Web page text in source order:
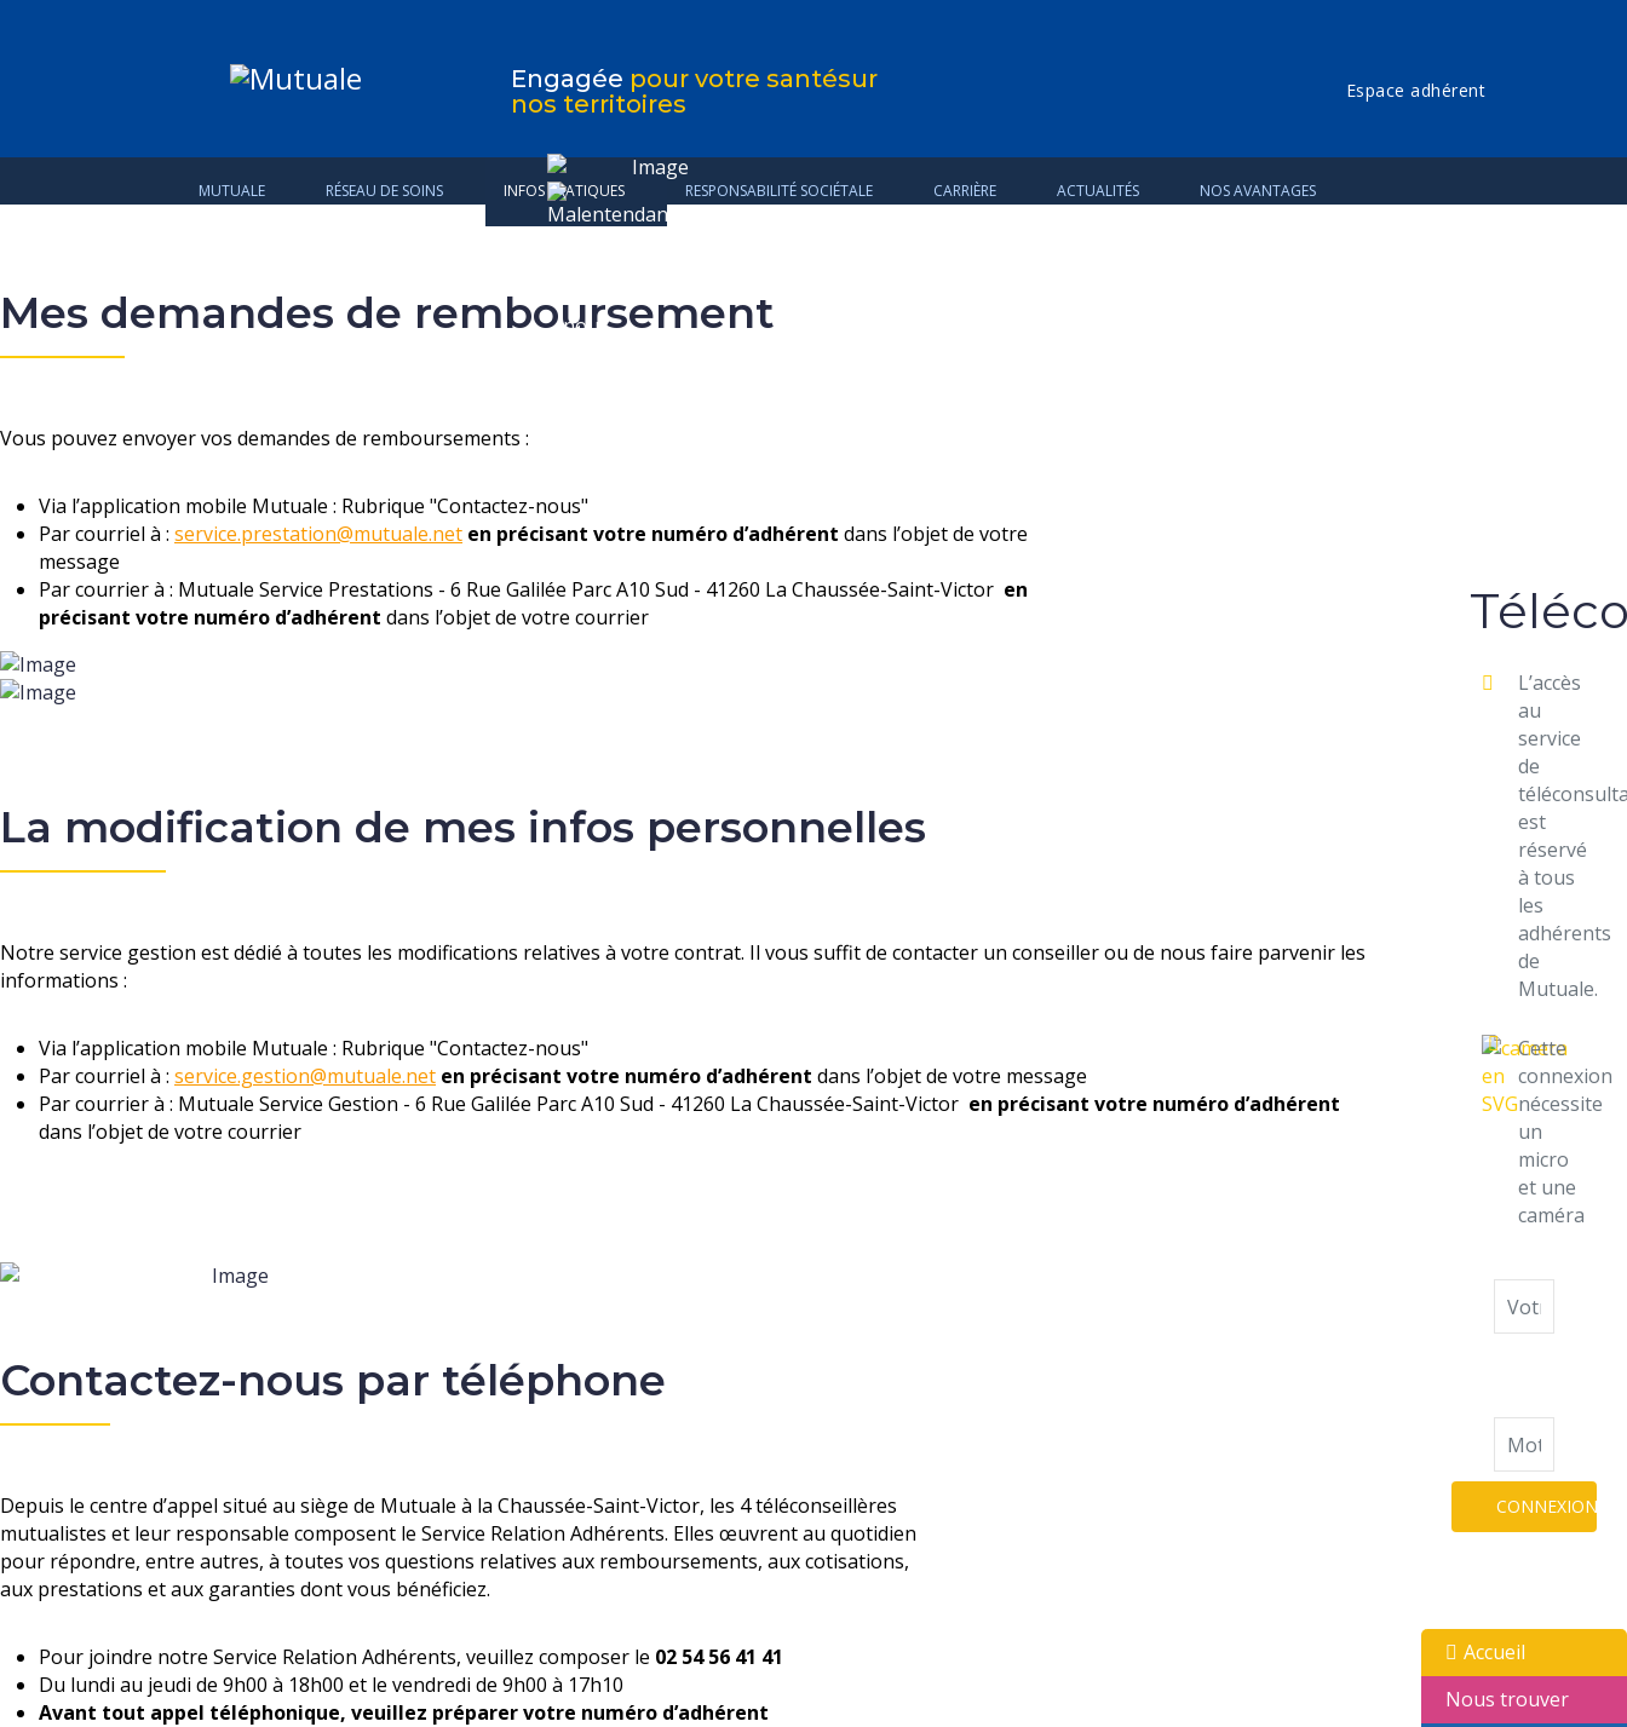
Engagée pour votre santésur
nos territoires
Espace adhérent
L’accès
au
service
de
est
réservé
à tous
les
adhérents
de
Mutuale.
Cette
connexion
nécessite
un
micro
et une
caméra
CONNEXION
Accueil
Nous trouver
MUTUALE RÉSEAU DE SOINS INFOS PRATIQUES RESPONSABILITÉ SOCIÉTALE CARRIÈRE ACTUALITÉS NOS AVANTAGES
Mes demandes de remboursement
Vous pouvez envoyer vos demandes de remboursements :
Via l’application mobile Mutuale : Rubrique "Contactez-nous"
Par courriel à : service.prestation@mutuale.net en précisant votre numéro d’adhérent dans l’objet de votre
message
Par courrier à : Mutuale Service Prestations - 6 Rue Galilée Parc A10 Sud - 41260 La Chaussée-Saint-Victor en
précisant votre numéro d’adhérent dans l’objet de votre courrier
La modification de mes infos personnelles
Notre service gestion est dédié à toutes les modifications relatives à votre contrat. Il vous suffit de contacter un conseiller ou de nous faire parvenir les
informations :
Via l’application mobile Mutuale : Rubrique "Contactez-nous"
Par courriel à : service.gestion@mutuale.net en précisant votre numéro d’adhérent dans l’objet de votre message
Par courrier à : Mutuale Service Gestion - 6 Rue Galilée Parc A10 Sud - 41260 La Chaussée-Saint-Victor en précisant votre numéro d’adhérent
dans l’objet de votre courrier
Contactez-nous par téléphone
Depuis le centre d’appel situé au siège de Mutuale à la Chaussée-Saint-Victor, les 4 téléconseillères
mutualistes et leur responsable composent le Service Relation Adhérents. Elles œuvrent au quotidien
pour répondre, entre autres, à toutes vos questions relatives aux remboursements, aux cotisations,
aux prestations et aux garanties dont vous bénéficiez.
Pour joindre notre Service Relation Adhérents, veuillez composer le 02 54 56 41 41
Du lundi au jeudi de 9h00 à 18h00 et le vendredi de 9h00 à 17h10
Avant tout appel téléphonique, veuillez préparer votre numéro d’adhérent